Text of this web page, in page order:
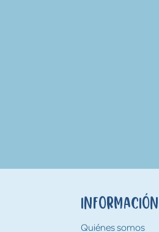
Quiénes somos